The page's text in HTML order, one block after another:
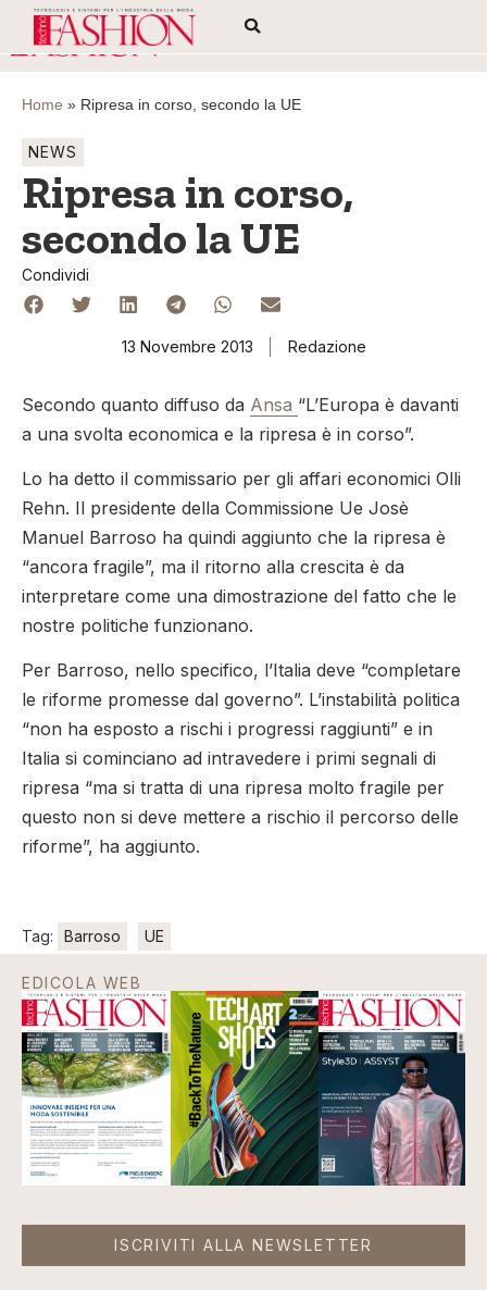
Home » Ripresa in corso, secondo la UE
NEWS
Ripresa in corso,
secondo la UE
Condividi
13 Novembre 2013 Redazione
Secondo quanto diffuso da Ansa “L’Europa è davanti
a una svolta economica e la ripresa è in corso”.
Lo ha detto il commissario per gli affari economici Olli
Rehn. Il presidente della Commissione Ue Josè
Manuel Barroso ha quindi aggiunto che la ripresa è
“ancora fragile”, ma il ritorno alla crescita è da
interpretare come una dimostrazione del fatto che le
nostre politiche funzionano.
Per Barroso, nello specifico, l’Italia deve “completare
le riforme promesse dal governo”. L’instabilità politica
“non ha esposto a rischi i progressi raggiunti” e in
Italia si cominciano ad intravedere i primi segnali di
ripresa “ma si tratta di una ripresa molto fragile per
questo non si deve mettere a rischio il percorso delle
riforme”, ha aggiunto.
Tag: Barroso UE
EDICOLA WEB
ISCRIVITI ALLA NEWSLETTER